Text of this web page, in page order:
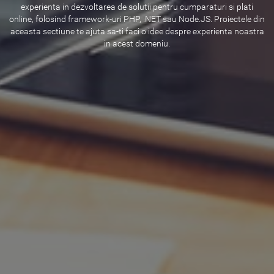
experienta in dezvoltarea de solutii pentru cumparaturi si plati
online, folosind framework-uri PHP, .NET sau Node.JS. Proiectele din
aceasta sectiune te ajuta sa-ti faci o idee despre experienta noastra
in acest domeniu.